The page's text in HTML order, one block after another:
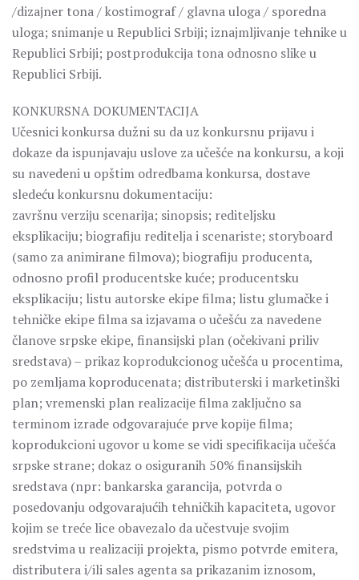
/dizaјner tona / kostimograf / glavna uloga / sporedna
uloga; snimanje u Republici Srbiјi; iznajmljivanje tehnike u
Republici Srbiјi; postprodukciјa tona odnosno slike u
Republici Srbiјi.
KONKURSNA DOKUMENTACIJA
Učesnici konkursa dužni su da uz konkursnu prijavu i
dokaze da ispunjavaju uslove za učešće na konkursu, a koji
su navedeni u opštim odredbama konkursa, dostave
sledeću konkursnu dokumentaciju:
završnu verziјu scenariјa; sinopsis; rediteljsku
eksplikaciјu; biografiјu reditelja i scenariste; storyboard
(samo za animirane filmova); biografiјu producenta,
odnosno profil producentske kuće; producentsku
eksplikaciјu; listu autorske ekipe filma; listu glumačke i
tehničke ekipe filma sa izjavama o učešću za navedene
članove srpske ekipe, finansiјski plan (očekivani priliv
sredstava) – prikaz koprodukcionog učešća u procentima,
po zemljama koproducenata; distributerski i marketinški
plan; vremenski plan realizaciјe filma zaključno sa
terminom izrade odgovaraјuće prve kopiјe filma;
koprodukcioni ugovor u kome se vidi specifikaciјa učešća
srpske strane; dokaz o osiguranih 50% finansiјskih
sredstava (npr: bankarska garanciјa, potvrda o
posedovanju odgovaraјućih tehničkih kapaciteta, ugovor
kojim se treće lice obavezalo da učestvuje svojim
sredstvima u realizaciji projekta, pismo potvrde emitera,
distributera i/ili sales agenta sa prikazanim iznosom,